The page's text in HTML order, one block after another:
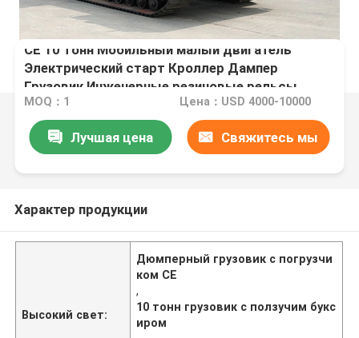
CE 10 тонн Мобильный малый двигатель
Электрический старт Кроллер Дампер
Грузовик Инженерные резиновые рельсы
MOQ：1 Цена：USD 4000-10000
Лучшая цена Свяжитесь мы
Характер продукции
Высокий свет:
Дюмперный грузовик с погрузчи
ком CE
,
10 тонн грузовик с ползучим букс
иром